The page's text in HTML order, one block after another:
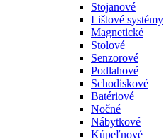
Stojanové
Lištové systémy
Magnetické
Stolové
Senzorové
Podlahové
Schodiskové
Batériové
Nočné
Nábytkové
Kúpeľnové